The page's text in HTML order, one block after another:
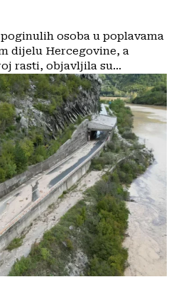
osoba u poplavama
dijelu Hercegovine, a
rasti, objavljila su...